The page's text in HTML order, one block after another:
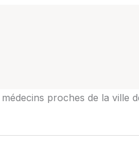
proches de la ville